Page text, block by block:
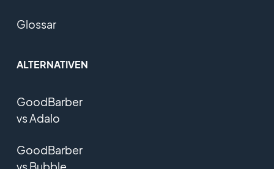
Glossar
ALTERNATIVEN
GoodBarber
vs Adalo
GoodBarber
vs Bubble